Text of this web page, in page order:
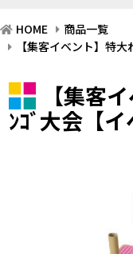
HOME
商品一覧
【集客イベント】特
【集客
ﾝｺﾞ大会【イ